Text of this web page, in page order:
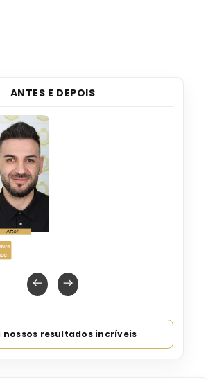
ANTES E DEPOIS
nossos resultados incríveis